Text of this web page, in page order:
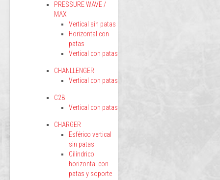
PRESSURE WAVE /
MAX
Vertical sin patas
Horizontal con
patas
Vertical con patas
CHANLLENGER
Vertical con patas
C2B
Vertical con patas
CHARGER
Esférico vertical
sin patas
Cilíndrico
horizontal con
patas y soporte